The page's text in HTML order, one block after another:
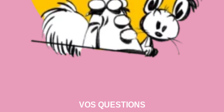
VOS QUESTIONS